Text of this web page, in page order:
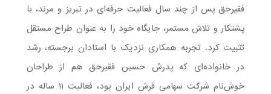
فقیرحق پس از چند سال فعالیت حرفه‌ای در تبریز و مرند، با
پشتکار و تلاش مستمر، جایگاه خود را به عنوان طراح مستقل
تثبیت کرد. تجربه همکاری نزدیک با استادان برجسته، رشد
در خانواده‌ای که پدرش حسین فقیرحق هم از طراحان
خوش‌نام شرکت سهامی فرش ایران بود، فعالیت ۱۱ ساله در